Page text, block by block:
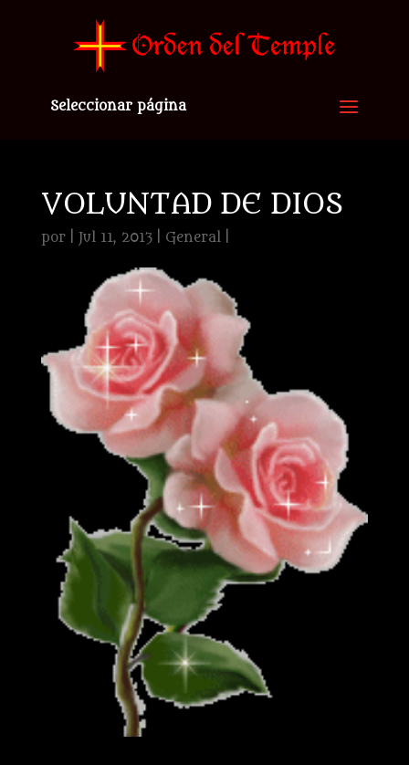
Seleccionar página
VOLUNTAD DE DIOS
por Jul 11, 2013| General|